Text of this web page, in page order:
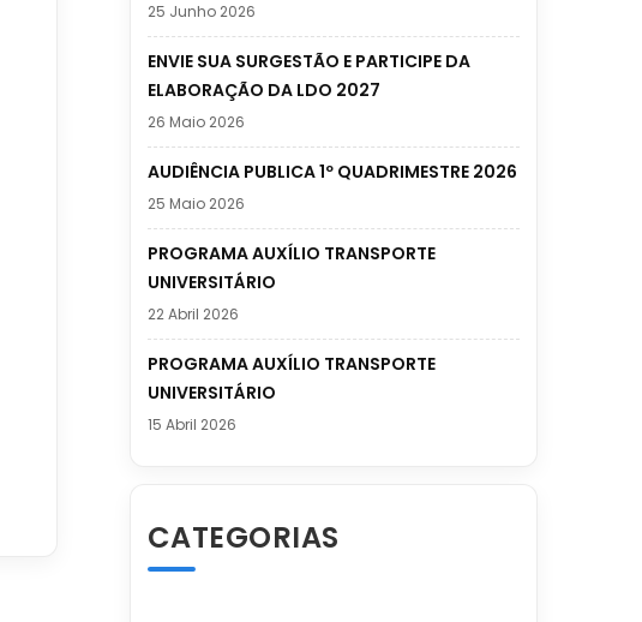
25 Junho 2026
ENVIE SUA SURGESTÃO E PARTICIPE DA
ELABORAÇÃO DA LDO 2027
26 Maio 2026
AUDIÊNCIA PUBLICA 1º QUADRIMESTRE 2026
25 Maio 2026
PROGRAMA AUXÍLIO TRANSPORTE
UNIVERSITÁRIO
22 Abril 2026
PROGRAMA AUXÍLIO TRANSPORTE
UNIVERSITÁRIO
15 Abril 2026
CATEGORIAS